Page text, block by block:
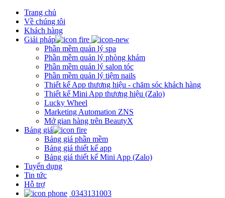
Trang chủ
Về chúng tôi
Khách hàng
Giải pháp
Phần mềm quản lý spa
Phần mềm quản lý phòng khám
Phần mềm quản lý salon tóc
Phần mềm quản lý tiệm nails
Thiết kế App thương hiệu - chăm sóc khách hàng
Thiết kế Mini App thương hiệu (Zalo)
Lucky Wheel
Marketing Automation ZNS
Mở gian hàng trên BeautyX
Bảng giá
Bảng giá phần mềm
Bảng giá thiết kế app
Bảng giá thiết kế Mini App (Zalo)
Tuyển dụng
Tin tức
Hỗ trợ
0343131003